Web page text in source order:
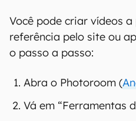
Você pode criar vídeos
referência pelo site ou
o passo a passo:
Abra o Photoroom (
Vá em “Ferramentas